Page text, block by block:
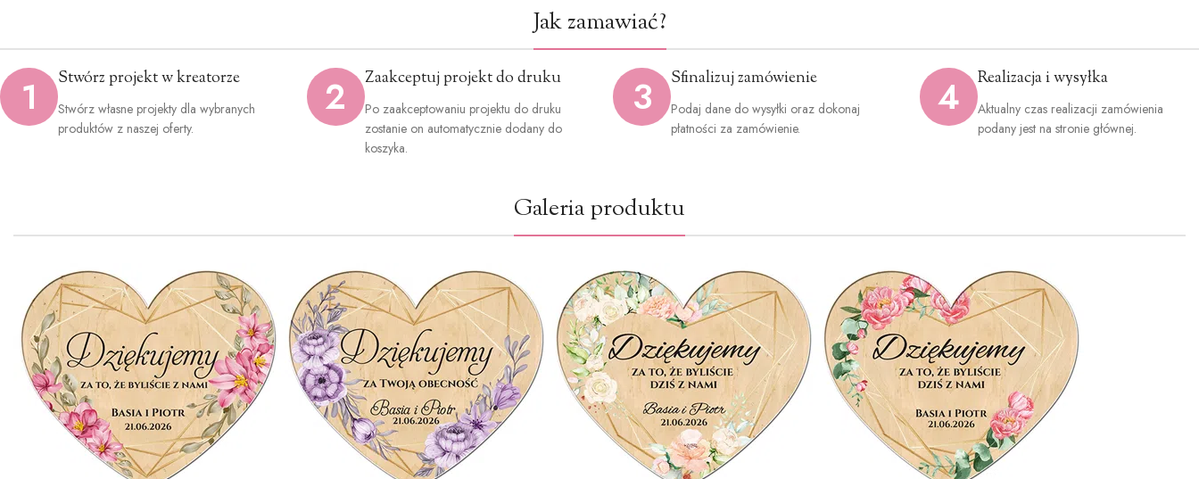
Jak zamawiać?
1 Stwórz projekt w kreatorze
Stwórz własne projekty dla wybranych
produktów z naszej oferty.
2 Zaakceptuj projekt do druku
Po zaakceptowaniu projektu do druku
zostanie on automatycznie dodany do
koszyka.
3 Sfinalizuj zamówienie
Podaj dane do wysyłki oraz dokonaj
płatności za zamówienie.
4 Realizacja i wysyłka
Aktualny czas realizacji zamówienia
podany jest na stronie głównej.
Galeria produktu